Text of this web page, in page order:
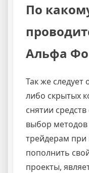
По
Альфа
Так же следует
либо скрытых
снятии
выбор
трейдерам
пополнить
проекты,